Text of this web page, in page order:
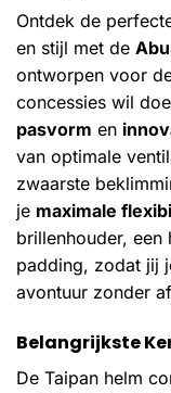
Ontdek de
en stijl met de
ontworpen voor
concessies wil
pasvorm en
van optimale
zwaarste
je maximale
brillenhouder,
padding, zodat jij
avontuur zonder
Belangrijkste
De Taipan helm